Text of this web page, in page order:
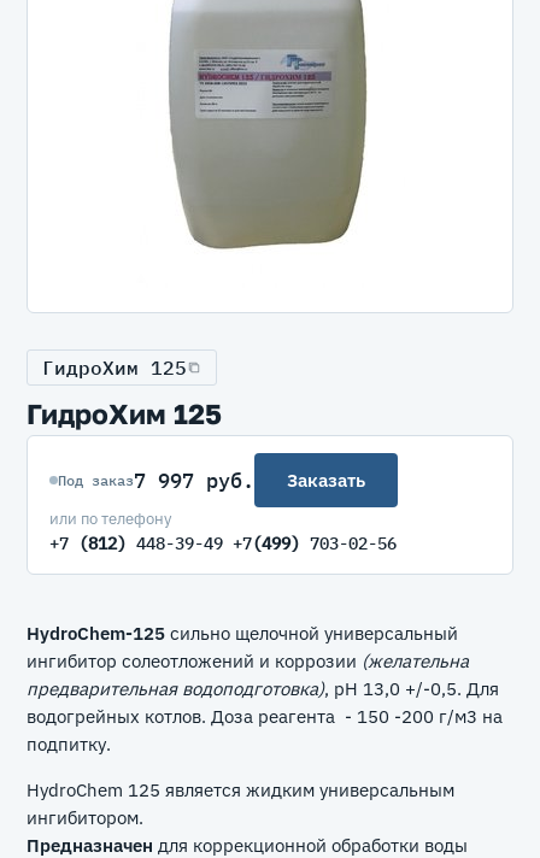
ГидроХим 125
ГидроХим 125
Под заказ7 997 руб. Заказать
или по телефону
+7 (812) 448-39-49 +7(499) 703-02-56
HydroChem-125 сильно щелочной универсальный
ингибитор солеотложений и коррозии (желательна
предварительная водоподготовка), pH 13,0 +/-0,5. Для
водогрейных котлов. Доза реагента - 150 -200 г/м3 на
подпитку.
HydroChem 125 является жидким универсальным
ингибитором.
Предназначен для коррекционной обработки воды